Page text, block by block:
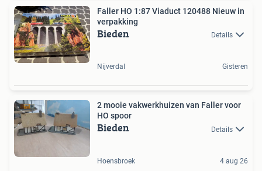
Faller HO 1:87 Viaduct 120488 Nieuw in
verpakking
Bieden Details
Nijverdal Gisteren
2 mooie vakwerkhuizen van Faller voor
HO spoor
Bieden Details
Hoensbroek 4 aug 26